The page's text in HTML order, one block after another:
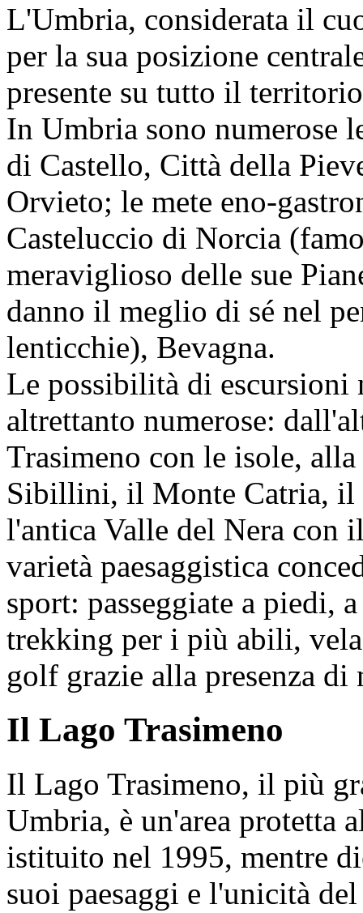
L'Umbria, considerata il
per la sua posizione
presente su tutto il
In Umbria sono numerose
di Castello, Città della
Orvieto; le mete eno-
Casteluccio di Norcia
meraviglioso delle sue
danno il meglio di sé nel
lenticchie), Bevagna.
Le possibilità di escursioni
altrettanto numerose:
Trasimeno con le isole,
Sibillini, il Monte Catria, il
l'antica Valle del Nera con
varietà paesaggistica
sport: passeggiate a piedi,
trekking per i più abili,
golf grazie alla presenza di
Il Lago Trasimeno
Il Lago Trasimeno, il più
Umbria, è un'area protetta
istituito nel 1995, mentre
suoi paesaggi e l'unicità